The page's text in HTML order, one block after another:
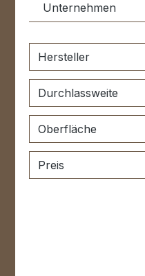
Unternehmen
Hersteller
Durchlassweite
Oberfläche
Preis